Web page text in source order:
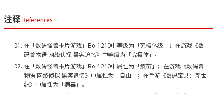
注释 References
在「数码怪兽卡片游戏」Bo-1210中等级为「究极体级」；在游戏《数
码兽物语 网络侦探 黑客追忆》中等级为「究极体」。
在「数码怪兽卡片游戏」Bo-1210中属性为「疫苗」；在游戏《数码兽
物语 网络侦探 黑客追忆》中属性为「自由」；在手游《数码宝贝：新世
纪》中属性为「病毒」。